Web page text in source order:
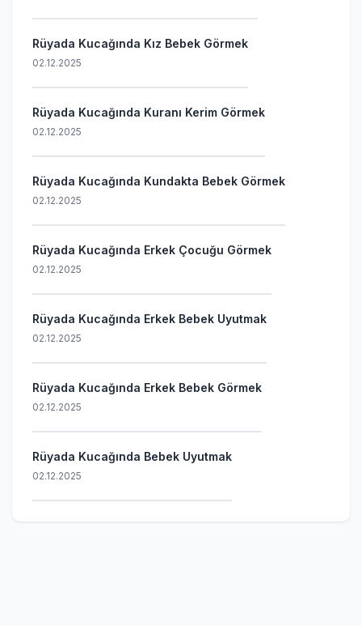
Rüyada Kucağında Kız Bebek Görmek
02.12.2025
Rüyada Kucağında Kuranı Kerim Görmek
02.12.2025
Rüyada Kucağında Kundakta Bebek Görmek
02.12.2025
Rüyada Kucağında Erkek Çocuğu Görmek
02.12.2025
Rüyada Kucağında Erkek Bebek Uyutmak
02.12.2025
Rüyada Kucağında Erkek Bebek Görmek
02.12.2025
Rüyada Kucağında Bebek Uyutmak
02.12.2025